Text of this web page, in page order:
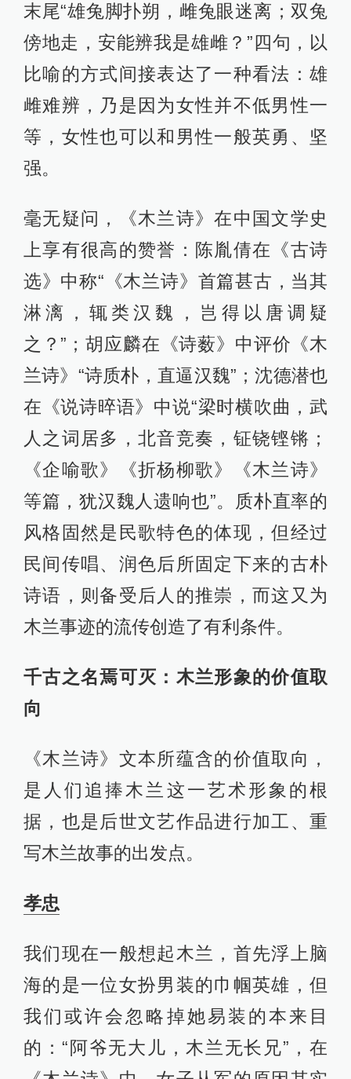
末尾“雄兔脚扑朔，雌兔眼迷离；双兔
傍地走，安能辨我是雄雌？”四句，以
比喻的方式间接表达了一种看法：雄
雌难辨，乃是因为女性并不低男性一
等，女性也可以和男性一般英勇、坚
强。
毫无疑问，《木兰诗》在中国文学史
上享有很高的赞誉：陈胤倩在《古诗
选》中称“《木兰诗》首篇甚古，当其
淋漓，辄类汉魏，岂得以唐调疑
之？”；胡应麟在《诗薮》中评价《木
兰诗》“诗质朴，直逼汉魏”；沈德潜也
在《说诗晬语》中说“梁时横吹曲，武
人之词居多，北音竞奏，钲铙铿锵；
《企喻歌》《折杨柳歌》《木兰诗》
等篇，犹汉魏人遗响也”。质朴直率的
风格固然是民歌特色的体现，但经过
民间传唱、润色后所固定下来的古朴
诗语，则备受后人的推崇，而这又为
木兰事迹的流传创造了有利条件。
千古之名焉可灭：木兰形象的价值取
向
《木兰诗》文本所蕴含的价值取向，
是人们追捧木兰这一艺术形象的根
据，也是后世文艺作品进行加工、重
写木兰故事的出发点。
孝忠
我们现在一般想起木兰，首先浮上脑
海的是一位女扮男装的巾帼英雄，但
我们或许会忽略掉她易装的本来目
的：“阿爷无大儿，木兰无长兄”，在